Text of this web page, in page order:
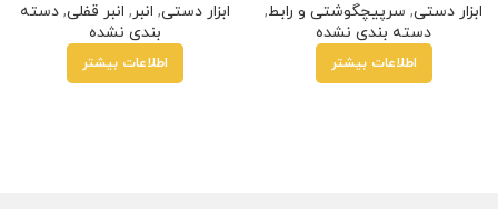
ابزار دستی, سرپیچگوشتی و رابط,
دسته بندی نشده
اطلاعات بیشتر
ابزار دستی, انبر, انبر قفلی,دسته
بندی نشده
اطلاعات بیشتر